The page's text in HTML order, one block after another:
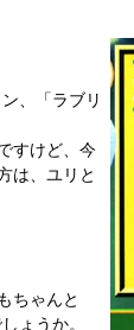
、「ラブリ
すけど、今
は、ユリと
ちゃんと
ょうか。